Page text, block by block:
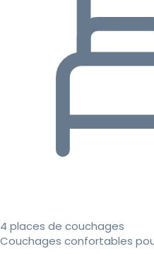
4 places de couchages
Couchages confortables